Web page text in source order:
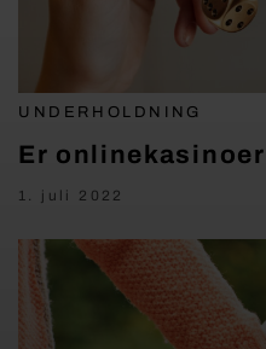
UNDERHOLDNING
Er
1. juli 2022